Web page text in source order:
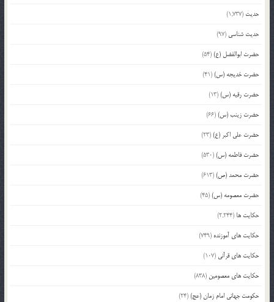
حدیث (1,737)
حدیث شناسی (97)
حضرت ابوالفضل (ع)(54)
حضرت خدیجه (س)(41)
حضرت رقیه (س)(13)
حضرت زینب (س)(66)
حضرت علی اکبر (ع)(23)
حضرت فاطمه (س)(530)
حضرت محمد (ص)(613)
حضرت معصومه (س)(45)
حکایت ها (2,244)
حکایت های آموزنده (749)
حکایت های قرآنی (107)
حکایت های معصومین (838)
حکومت جهانی امام زمان (عج)(24)